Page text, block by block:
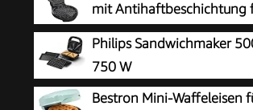
mit Antihaftbeschichtung
klassische Herzwaffeln,
und praktisch, ca. 1.300 W Leistung,
schwarz/Edelstal, WA 2103
Philips Sandwichmaker
750 W
Bestron Mini-Waffeleisen